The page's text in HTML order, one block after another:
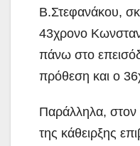
Β.Στεφανάκου,
43χρονο
πάνω στο
πρόθεση και ο
Παράλληλα, στον
της κάθειρξης